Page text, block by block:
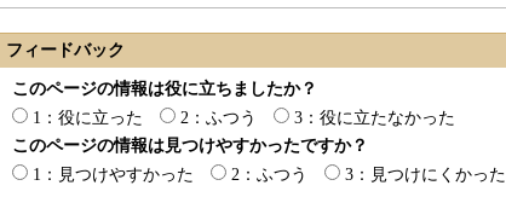
フィードバック
このページの情報は役に立ちましたか？
1：役に立った
2：ふつう
3：役に立たなかった
このページの情報は見つけやすかったですか？
1：見つけやすかった
2：ふつう 3：見つけにくかった